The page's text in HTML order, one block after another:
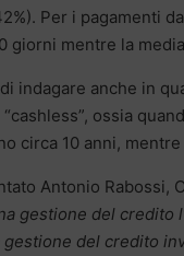
Per i pagamenti
giorni mentre la
di indagare anche in
ossia
circa 10 anni,
Antonio Rabossi,
gestione del credito
del credito